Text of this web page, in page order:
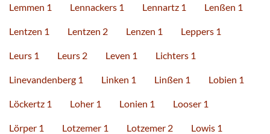
Lemmen 1 Lennackers 1 Lennartz 1 Lenßen 1
Lentzen 1 Lentzen 2 Lenzen 1 Leppers 1
Leurs 1 Leurs 2 Leven 1 Lichters 1
Linevandenberg 1 Linken 1 Linßen 1 Lobien 1
Löckertz 1 Loher 1 Lonien 1 Looser 1
Lörper 1 Lotzemer 1 Lotzemer 2 Lowis 1